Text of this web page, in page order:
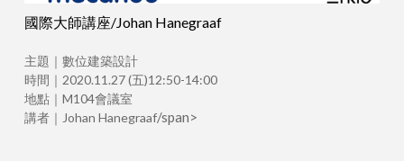
國際大師講座/Johan Hanegraaf
主題｜數位建築設計
時間｜2020.11.27 (五)12:50-14:00
地點｜M104會議室
講者｜Johan Hanegraaf/span>